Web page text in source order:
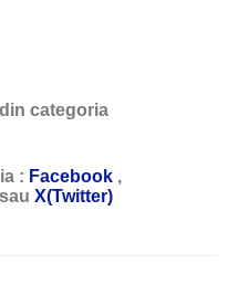
categoria
: Facebook ,
sau X(Twitter)